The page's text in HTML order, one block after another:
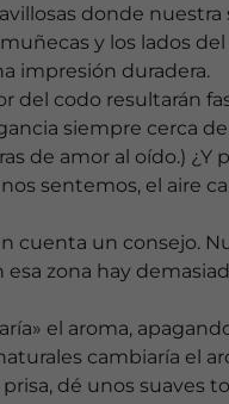
donde
y los lados
impresión duradera.
del codo resultarán
siempre cerca
de amor al oído.) ¿Y
sentemos, el aire
cuenta un consejo.
zona hay
el aroma,
cambiaría el
dé unos suaves